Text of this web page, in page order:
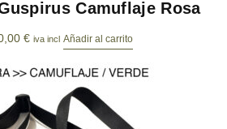
Camuflaje Rosa
€ iva incl Añadir al carrito